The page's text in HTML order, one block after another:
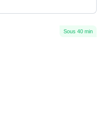
Sous 40 min